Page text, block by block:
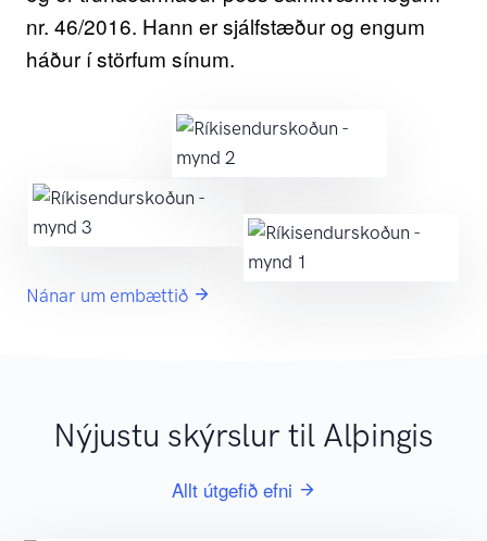
nr. 46/2016. Hann er sjálfstæður og engum
háður í störfum sínum.
Nánar um embættið
Nýjustu skýrslur til Alþingis
Allt útgefið efni